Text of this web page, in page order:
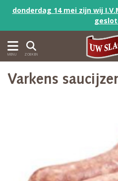
donderdag 14 mei zijn wij
MENU ZOEKEN
Varkens